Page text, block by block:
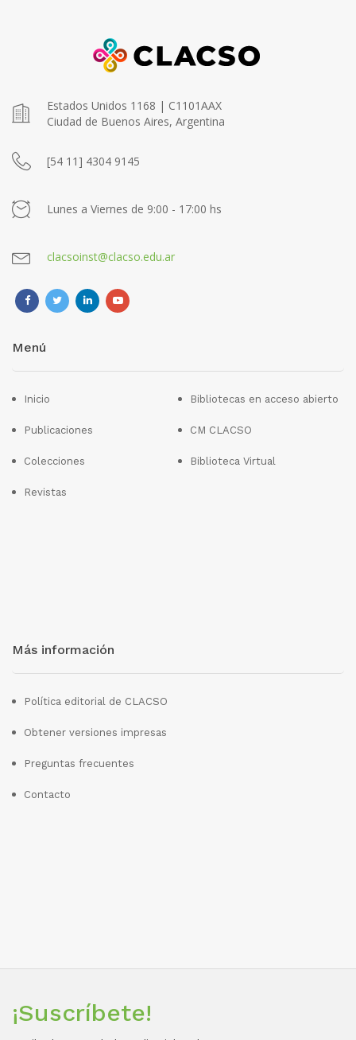
Estados Unidos 1168 | C1101AAX
Ciudad de Buenos Aires, Argentina
[54 11] 4304 9145
Lunes a Viernes de 9:00 - 17:00 hs
clacsoinst@clacso.edu.ar
Menú
Inicio
Publicaciones
Colecciones
Revistas
Bibliotecas en acceso abierto
CM CLACSO
Biblioteca Virtual
Más información
Política editorial de CLACSO
Obtener versiones impresas
Preguntas frecuentes
Contacto
¡Suscríbete!